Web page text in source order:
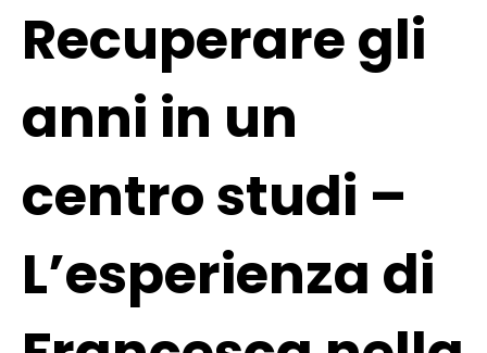
Recuperare gli
anni in un
centro studi –
L’esperienza di